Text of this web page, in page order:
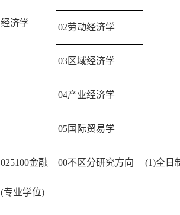
经济学 02劳动经济学
03区域经济学
04产业经济学
05国际贸易学
025100金融
(专业学位)
00不区分研究方向 (1)全日